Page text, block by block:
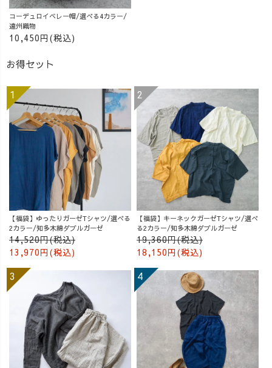
コーデュロイベレー帽/選べる4カラー/
遠州織物
10,450円(税込)
お得セット
【福袋】ゆったりガーゼTシャツ/選べる
2カラー/知多木綿ダブルガーゼ
14,520円(税込)
13,970円(税込)
【福袋】キーネックガーゼTシャツ/選べ
る2カラー/知多木綿ダブルガーゼ
19,360円(税込)
18,150円(税込)